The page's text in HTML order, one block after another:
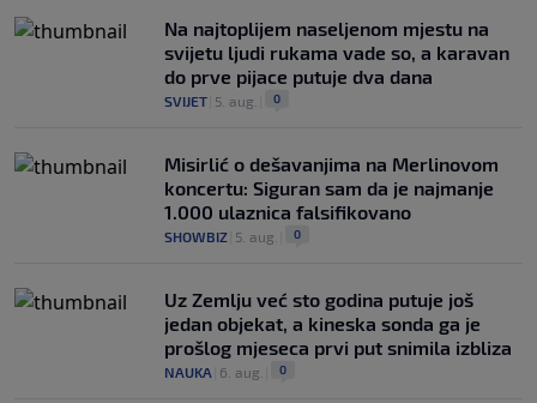
Na najtoplijem naseljenom mjestu na
svijetu ljudi rukama vade so, a karavan
do prve pijace putuje dva dana
SVIJET 5. aug. 0
Misirlić o dešavanjima na Merlinovom
koncertu: Siguran sam da je najmanje
1.000 ulaznica falsifikovano
SHOWBIZ 5. aug. 0
Uz Zemlju već sto godina putuje još
jedan objekat, a kineska sonda ga je
prošlog mjeseca prvi put snimila izbliza
NAUKA 6. aug. 0